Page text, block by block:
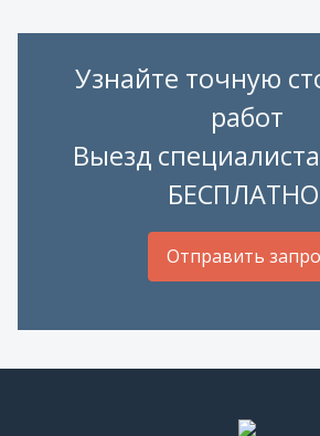
Узнайте точную
работ
Выезд
Отправить